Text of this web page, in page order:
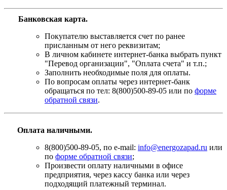
Банковская карта.
Покупателю выставляется счет по ранее
присланным от него реквизитам;
В личном кабинете интернет-банка выбрать пункт
"Перевод организации", "Оплата счета" и т.п.;
Заполнить необходимые поля для оплаты.
По вопросам оплаты через интернет-банк
обращаться по тел: 8(800)500-89-05 или по форме
обратной связи.
Оплата наличными.
8(800)500-89-05, по e-mail: info@energozapad.ru или
по форме обратной связи;
Произвести оплату наличными в офисе
предприятия, через кассу банка или через
подходящий платежный терминал.